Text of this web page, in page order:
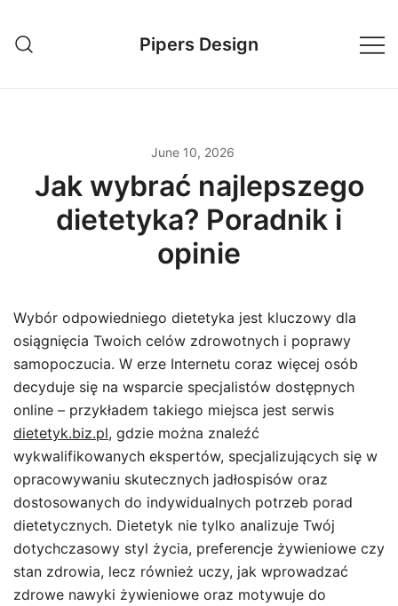
content
Pipers Design
June 10, 2026
Jak wybrać najlepszego
dietetyka? Poradnik i
opinie
Wybór odpowiedniego dietetyka jest kluczowy dla
osiągnięcia Twoich celów zdrowotnych i poprawy
samopoczucia. W erze Internetu coraz więcej osób
decyduje się na wsparcie specjalistów dostępnych
online – przykładem takiego miejsca jest serwis
dietetyk.biz.pl, gdzie można znaleźć
wykwalifikowanych ekspertów, specjalizujących się w
opracowywaniu skutecznych jadłospisów oraz
dostosowanych do indywidualnych potrzeb porad
dietetycznych. Dietetyk nie tylko analizuje Twój
dotychczasowy styl życia, preferencje żywieniowe czy
stan zdrowia, lecz również uczy, jak wprowadzać
zdrowe nawyki żywieniowe oraz motywuje do